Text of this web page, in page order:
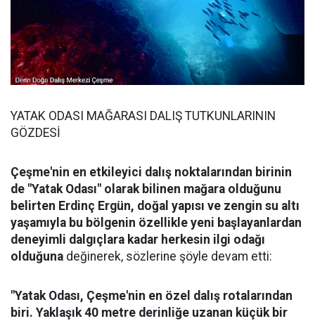
YATAK ODASI MAĞARASI DALIŞ TUTKUNLARININ
GÖZDESİ
Çeşme'nin en etkileyici dalış noktalarından birinin
de "Yatak Odası" olarak bilinen mağara olduğunu
belirten Erdinç Ergün, doğal yapısı ve zengin su altı
yaşamıyla bu bölgenin özellikle yeni başlayanlardan
deneyimli dalgıçlara kadar herkesin ilgi odağı
olduğuna değinerek, sözlerine şöyle devam etti:
"Yatak Odası, Çeşme'nin en özel dalış rotalarından
biri. Yaklaşık 40 metre derinliğe uzanan küçük bir